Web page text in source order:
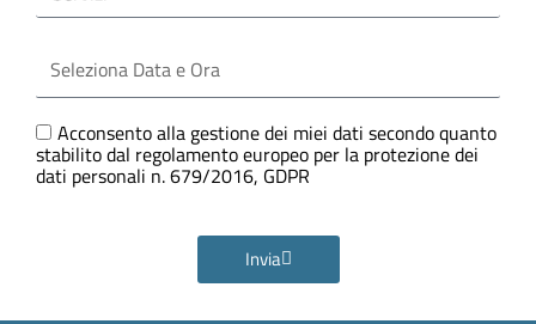
Data
e
GDPR
Acconsento alla gestione dei miei dati secondo quanto
stabilito dal regolamento europeo per la protezione dei
dati personali n. 679/2016, GDPR
Invia